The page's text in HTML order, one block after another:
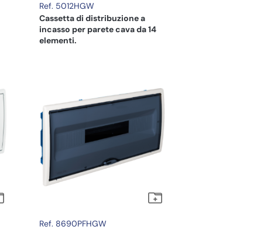
Ref. 5012HGW
Cassetta di distribuzione a
incasso per parete cava da 14
elementi.
Ref. 8690PFHGW